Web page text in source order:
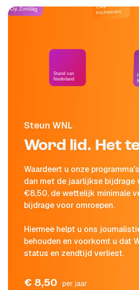
Steun WNL
Word lid. Het
Waardeert u onze
dan met de jaarlijkse bijdrage
€8,50, de wettelijk minimale
bijdrage voor omroepen.
Hiermee helpt u ons
behouden en voorkomt u dat
status en zendtijd verliest.
€ 8,50 per jaar
Op Zondag
Stand van
Nederland
Café
Kockelmann